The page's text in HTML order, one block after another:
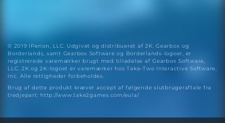
© 2019 IPerion, LLC. Udgivet og distribueret af 2K. Gearbox og
Borderlands, samt Gearbox Software og Borderlands-logoer, er
registrerede varemærker brugt med tilladelse af Gearbox Software,
LLC. 2K og 2K-logoet er varemærker hos Take-Two Interactive Software,
Inc. Alle rettigheder forbeholdes.
Brug af dette produkt kræver accept af følgende slutbrugeraftale fra
tredjepart: http://www.take2games.com/eula/